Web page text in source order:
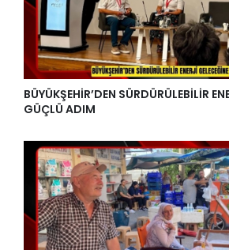
BÜYÜKŞEHİR’DEN SÜRDÜRÜLEBİLİR
GÜÇLÜ ADIM